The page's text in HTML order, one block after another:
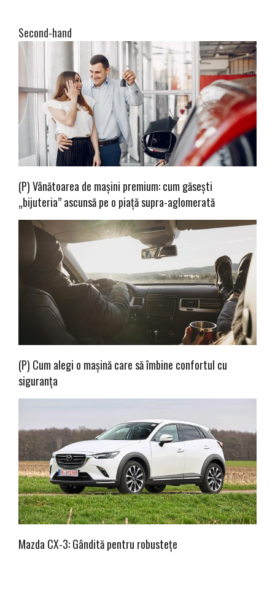
Second-hand
(P) Vânătoarea de mașini premium: cum găsești
„bijuteria” ascunsă pe o piață supra-aglomerată
(P) Cum alegi o mașină care să îmbine confortul cu
siguranța
Mazda CX-3: Gândită pentru robustețe